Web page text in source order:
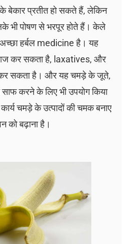
प्रतीत हो सकते हैं, लेकिन
भी पोषण से भरपूर होते हैं। केले
हर्बल medicine है। यह
कर सकता है, laxatives, और
कर सकता है। और यह चमड़े के जूते,
करने के लिए भी उपयोग किया
चमड़े के उत्पादों की चमक बनाए
को बढ़ाना है।